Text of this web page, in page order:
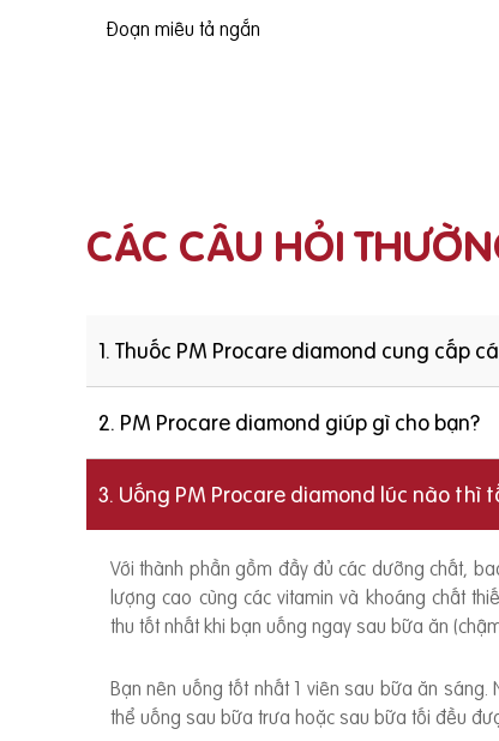
Đoạn miêu tả ngắn
CÁC CÂU HỎI
1. Thuốc PM Procare diamond cung cấp
2. PM Procare diamond giúp gì cho bạn?
3. Uống PM Procare diamond lúc nào thì
Với thành phần gồm đầy đủ các dưỡng chất,
lượng cao cùng các vitamin và khoáng chất
thu tốt nhất khi bạn uống ngay sau bữa ăn
Bạn nên uống tốt nhất 1 viên sau bữa ăn
thể uống sau bữa trưa hoặc sau bữa tối đều